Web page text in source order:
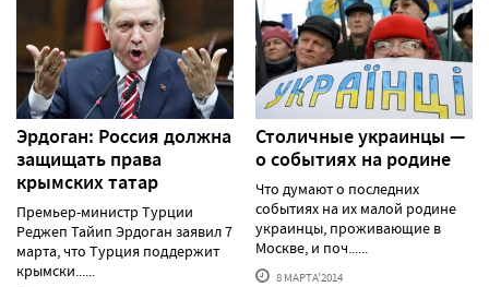
Эрдоган: Россия должна
защищать права
крымских татар
Премьер-министр Турции
Реджеп Тайип Эрдоган заявил 7
марта, что Турция поддержит
крымски......
Столичные украинцы —
о событиях на родине
Что думают о последних
событиях на их малой родине
украинцы, проживающие в
Москве, и поч......
8 МАРТА'2014